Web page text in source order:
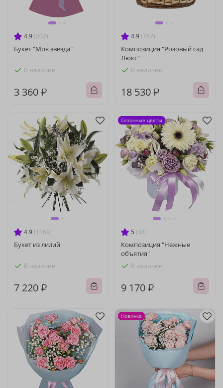
4.9 (202)
Букет "Моя звезда"
В наличии
3 360 ₽
4.9 (767)
Композиция "Розовый сад
Люкс"
В наличии
18 530 ₽
4.9 (1169)
Букет из лилий
В наличии
7 220 ₽
5 (38)
Композиция "Нежные
объятия"
В наличии
9 170 ₽
Сезонные цветы
Новинка